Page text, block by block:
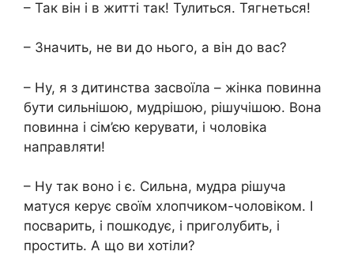
– Так він і в житті так! Тулиться. Тягнеться!
– Значить, не ви до нього, а він до вас?
– Ну, я з дитинства засвоїла – жінка повинна
бути сильнішою, мудрішою, рішучішою. Вона
повинна і сім’єю керувати, і чоловіка
направляти!
– Ну так воно і є. Сильна, мудра рішуча
матуся керує своїм хлопчиком-чоловіком. І
посварить, і пошкодує, і приголубить, і
простить. А що ви хотіли?